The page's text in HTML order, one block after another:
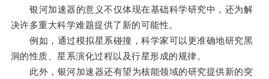
银河加速器的意义不仅体现在基础科学研究中，还为解
决许多重大科学难题提供了新的可能性。
例如，通过模拟星系碰撞，科学家可以更准确地研究黑
洞的性质、星系演化过程以及行星形成的规律。
此外，银河加速器还有望为核能领域的研究提供新的突